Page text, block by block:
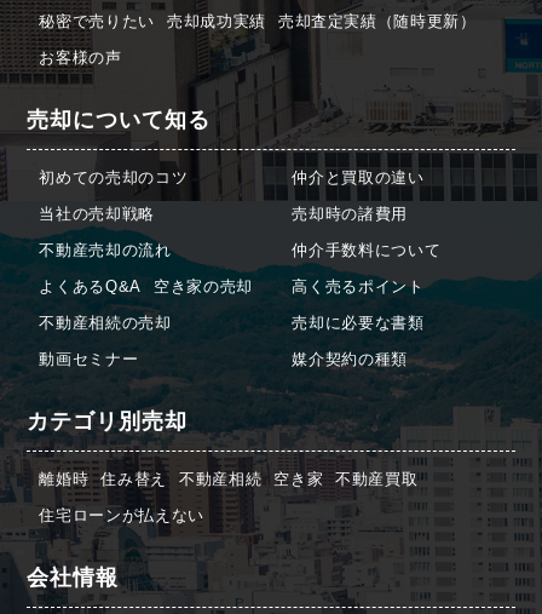
秘密で売りたい
売却成功実績
売却査定実績（随時更新）
お客様の声
売却について知る
初めての売却のコツ
当社の売却戦略
不動産売却の流れ
よくあるQ&A
空き家の売却
不動産相続の売却
動画セミナー
仲介と買取の違い
売却時の諸費用
仲介手数料について
高く売るポイント
売却に必要な書類
媒介契約の種類
カテゴリ別売却
離婚時 住み替え 不動産相続 空き家
不動産買取
住宅ローンが払えない
会社情報